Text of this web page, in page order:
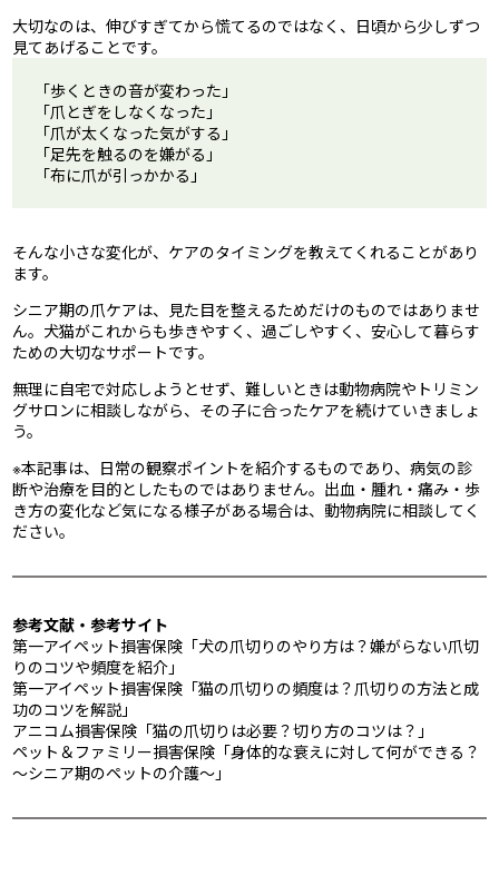
大切なのは、伸びすぎてから慌てるのではなく、日頃から少しずつ
見てあげることです。
「歩くときの音が変わった」
「爪とぎをしなくなった」
「爪が太くなった気がする」
「足先を触るのを嫌がる」
「布に爪が引っかかる」
そんな小さな変化が、ケアのタイミングを教えてくれることがあり
ます。
シニア期の爪ケアは、見た目を整えるためだけのものではありませ
ん。犬猫がこれからも歩きやすく、過ごしやすく、安心して暮らす
ための大切なサポートです。
無理に自宅で対応しようとせず、難しいときは動物病院やトリミン
グサロンに相談しながら、その子に合ったケアを続けていきましょ
う。
※本記事は、日常の観察ポイントを紹介するものであり、病気の診
断や治療を目的としたものではありません。出血・腫れ・痛み・歩
き方の変化など気になる様子がある場合は、動物病院に相談してく
ださい。
参考文献・参考サイト
第一アイペット損害保険「犬の爪切りのやり方は？嫌がらない爪切
りのコツや頻度を紹介」
第一アイペット損害保険「猫の爪切りの頻度は？爪切りの方法と成
功のコツを解説」
アニコム損害保険「猫の爪切りは必要？切り方のコツは？」
ペット＆ファミリー損害保険「身体的な衰えに対して何ができる？
～シニア期のペットの介護～」